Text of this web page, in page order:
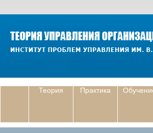
Теория Практика